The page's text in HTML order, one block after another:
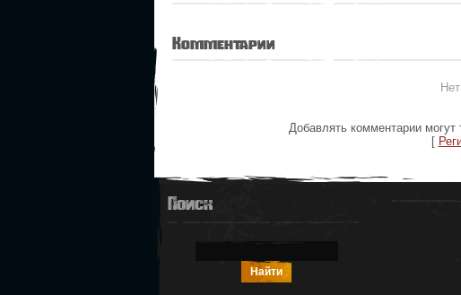
Комментарии
Добавлять комментарии могут
[
Поиск